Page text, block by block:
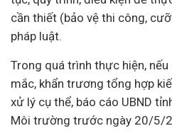
cần thiết (bảo vệ thi công,
pháp luật.
Trong quá trình thực hiện,
mắc, khẩn trương tổng hợp
xử lý cụ thể, báo cáo UBND
Môi trường trước ngày 20/5/